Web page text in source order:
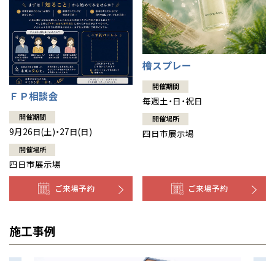
ＦＰ相談会
開催期間
9月26日(土)・27日(日)
開催場所
四日市展示場
ご来場予約
檜スプレー
開催期間
毎週土・日・祝日
開催場所
四日市展示場
ご来場予約
施工事例